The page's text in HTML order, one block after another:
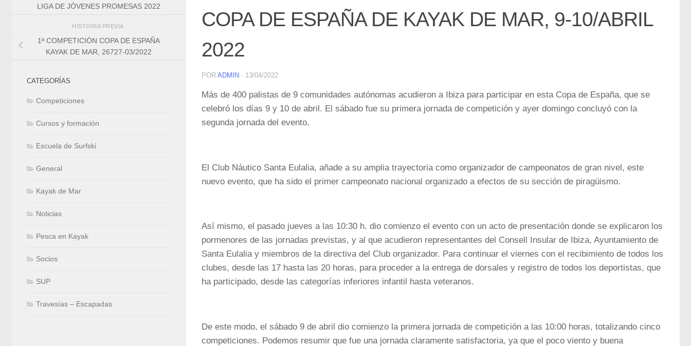
COPA DE ESPAÑA DE KAYAK DE MAR, 9-10/ABRIL
2022
POR ADMIN · 13/04/2022
Más de 400 palistas de 9 comunidades autónomas acudieron a Ibiza para participar en esta Copa de España, que se
celebró los días 9 y 10 de abril. El sábado fue su primera jornada de competición y ayer domingo concluyó con la
segunda jornada del evento.
El Club Náutico Santa Eulalia, añade a su amplia trayectoria como organizador de campeonatos de gran nivel, este
nuevo evento, que ha sido el primer campeonato nacional organizado a efectos de su sección de piragüismo.
Así mismo, el pasado jueves a las 10:30 h. dio comienzo el evento con un acto de presentación donde se explicaron los
pormenores de las jornadas previstas, y al que acudieron representantes del Consell Insular de Ibiza, Ayuntamiento de
Santa Eulalia y miembros de la directiva del Club organizador. Para continuar el viernes con el recibimiento de todos los
clubes, desde las 17 hasta las 20 horas, para proceder a la entrega de dorsales y registro de todos los deportistas, que
ha participado, desde las categorías inferiores infantil hasta veteranos.
De este modo, el sábado 9 de abril dio comienzo la primera jornada de competición a las 10:00 horas, totalizando cinco
competiciones. Podemos resumir que fue una jornada claramente satisfactoria, ya que el poco viento y buena
LIGA DE JÓVENES PROMESAS 2022
HISTORIA PREVIA
1ª COMPETICIÓN COPA DE ESPAÑA
KAYAK DE MAR, 26727-03/2022
CATEGORÍAS
Competiciones
Cursos y formación
Escuela de Surfski
General
Kayak de Mar
Noticias
Pesca en Kayak
Socios
SUP
Travesías – Escapadas